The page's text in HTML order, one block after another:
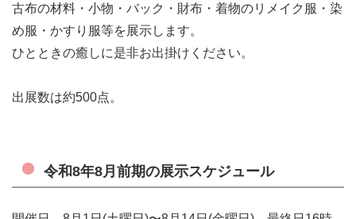
古布の材料・小物・バック・財布・着物のリメイク服・染
め服・かすり服等を展示します。
ひとときの癒しに是非お出掛けください。
出展数は約500点。
令和8年8月前期の展示スケジュール